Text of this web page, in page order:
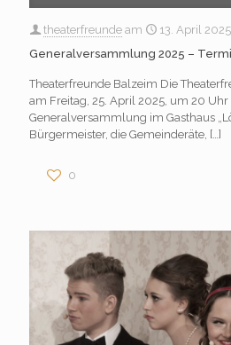
theaterfreunde am
13. April 2025
Generalversammlung 2025 –
Theaterfreunde Balzeim Die
am Freitag, 25. April 2025, um 20 Uhr
Generalversammlung im Gasthaus
Bürgermeister, die Gemeinderäte, […]
0